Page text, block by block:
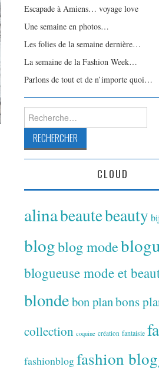
Escapade à Amiens… voyage love
Une semaine en photos…
Les folies de la semaine dernière…
La semaine de la Fashion Week…
Parlons de tout et de n’importe quoi…
Rechercher :
CLOUD
alinabeautebeauty
blogblog mode
blogueuse mode et
blondebon planbons
collection coquine création fantaisie
fashionblogfashion